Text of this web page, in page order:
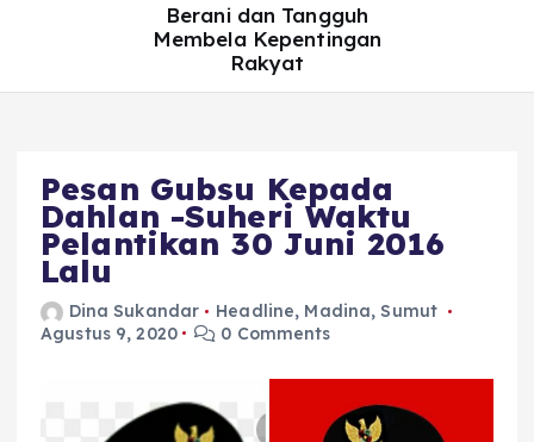
Berani dan Tangguh
Membela Kepentingan
Rakyat
Pesan Gubsu Kepada
Dahlan -Suheri Waktu
Pelantikan 30 Juni 2016
Lalu
Dina Sukandar Headline, Madina,Sumut
Agustus 9, 2020
0 Comments